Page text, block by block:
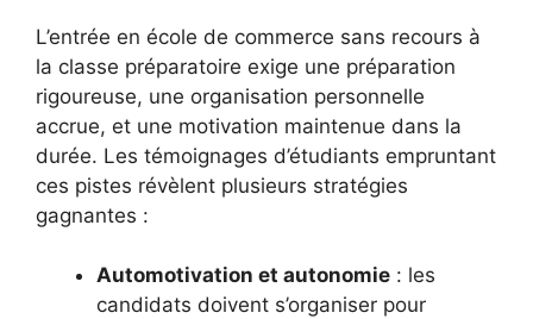
L’entrée en école de commerce sans recours à
la classe préparatoire exige une préparation
rigoureuse, une organisation personnelle
accrue, et une motivation maintenue dans la
durée. Les témoignages d’étudiants empruntant
ces pistes révèlent plusieurs stratégies
gagnantes :
Automotivation et autonomie : les
candidats doivent s’organiser pour